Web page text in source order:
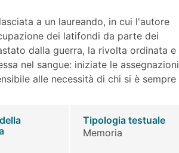
a un laureando, in cui l'autore
dei latifondi da parte dei
dalla guerra, la rivolta ordinata e
nel sangue: iniziate le assegnazioni
alle necessità di chi si è sempre
Tipologia testuale
Memoria